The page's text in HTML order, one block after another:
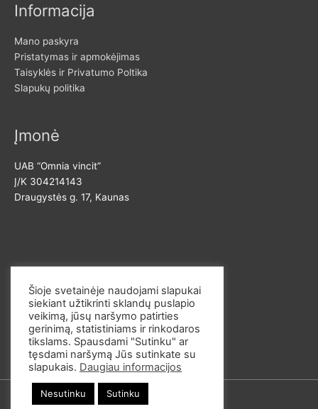
Informacija
Mano paskyra
Pristatymas ir apmokėjimas
Taisyklės ir Privatumo Poltika
Slapukų politika
Įmonė
UAB “Omnia vincit”
Į/K 304214143
Draugystės g. 17, Kaunas
El. p. info@omvi.lt
Tel. 862033145
Šioje svetainėje naudojami slapukai
siekiant užtikrinti sklandų puslapio
veikimą, jūsų naršymo patirties
gerinimą, statistiniams ir rinkodaros
tikslams. Spausdami "Sutinku" ar
tęsdami naršymą Jūs sutinkate su
slapukais. Daugiau informacijos
Nesutinku Sutinku